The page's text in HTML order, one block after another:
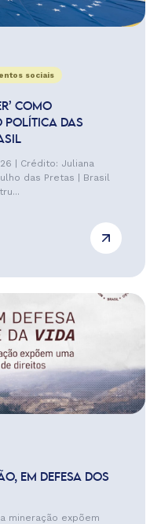
sociais
COMO
POLÍTICA DAS
| Crédito: Juliana
das Pretas | Brasil
EM DEFESA DOS
mineração expõem